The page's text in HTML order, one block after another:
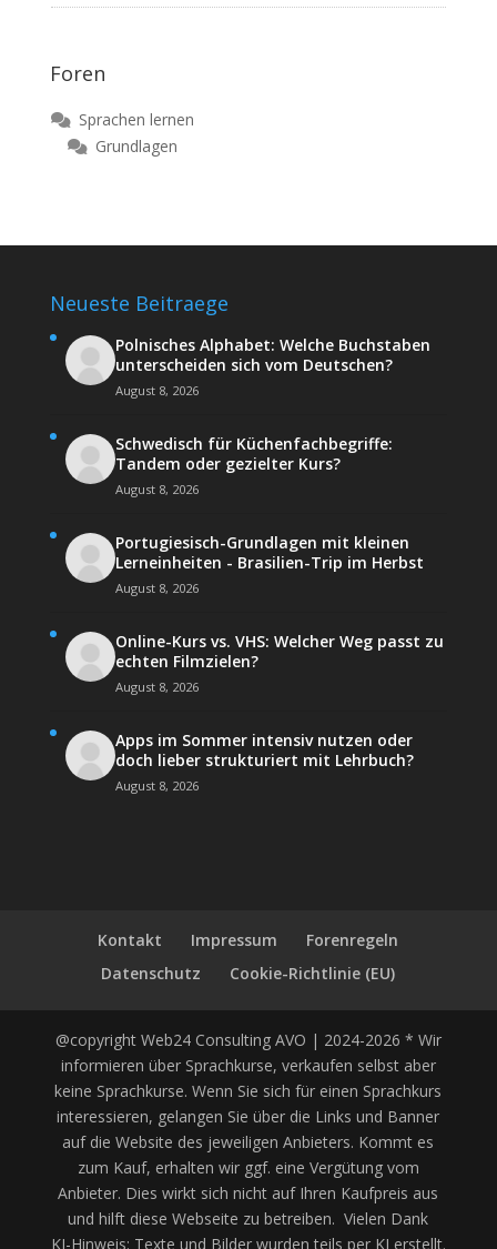
Foren
Sprachen lernen
Grundlagen
Neueste Beitraege
Polnisches Alphabet: Welche Buchstaben
unterscheiden sich vom Deutschen?
August 8, 2026
Schwedisch für Küchenfachbegriffe:
Tandem oder gezielter Kurs?
August 8, 2026
Portugiesisch-Grundlagen mit kleinen
Lerneinheiten - Brasilien-Trip im Herbst
August 8, 2026
Online-Kurs vs. VHS: Welcher Weg passt zu
echten Filmzielen?
August 8, 2026
Apps im Sommer intensiv nutzen oder
doch lieber strukturiert mit Lehrbuch?
August 8, 2026
Kontakt Impressum
Forenregeln
Datenschutz
Cookie-Richtlinie (EU)
@copyright Web24 Consulting AVO | 2024-2026 * Wir
informieren über Sprachkurse, verkaufen selbst aber
keine Sprachkurse. Wenn Sie sich für einen Sprachkurs
interessieren, gelangen Sie über die Links und Banner
auf die Website des jeweiligen Anbieters. Kommt es
zum Kauf, erhalten wir ggf. eine Vergütung vom
Anbieter. Dies wirkt sich nicht auf Ihren Kaufpreis aus
und hilft diese Webseite zu betreiben. Vielen Dank
KI-Hinweis: Texte und Bilder wurden teils per KI erstellt.